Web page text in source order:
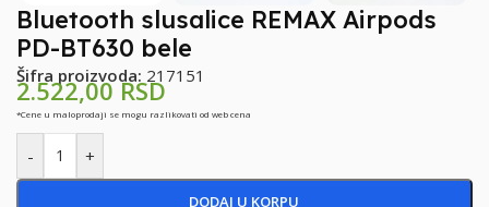
Bluetooth slusalice REMAX Airpods
PD-BT630 bele
Šifra proizvoda: 217151
2.522,00RSD
*Cene u maloprodaji se mogu razlikovati od web cena
- +
DODAJ U KORPU